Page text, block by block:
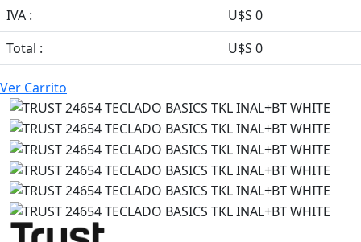
IVA :
U$S 0
Total :
U$S 0
Ver Carrito